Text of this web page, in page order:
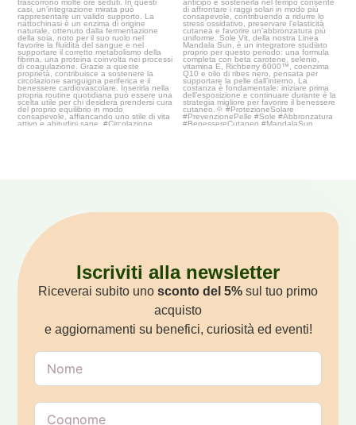
19 0 24 0
Iscriviti alla newsletter
Riceverai subito uno sconto del 5% sul tuo primo
acquisto
e aggiornamenti su benefici, curiosità ed eventi!